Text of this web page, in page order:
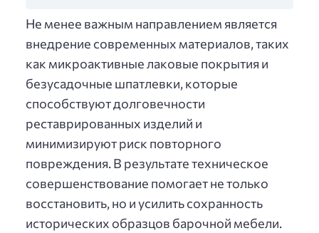
Не менее важным направлением является
внедрение современных материалов, таких
как микроактивные лаковые покрытия и
безусадочные шпатлевки, которые
способствуют долговечности
реставрированных изделий и
минимизируют риск повторного
повреждения. В результате техническое
совершенствование помогает не только
восстановить, но и усилить сохранность
исторических образцов барочной мебели.